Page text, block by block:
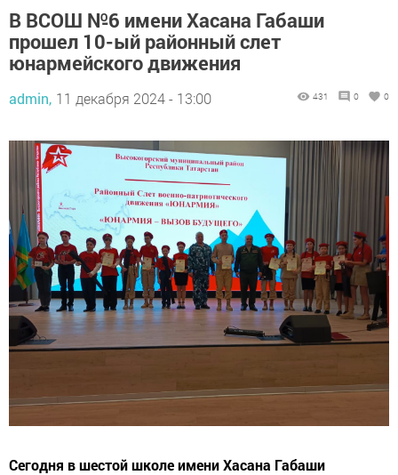
В ВСОШ №6 имени Хасана Габаши
прошел 10-ый районный слет
юнармейского движения
admin, 11 декабря 2024 - 13:00 431 0 0
Сегодня в шестой школе имени Хасана Габаши